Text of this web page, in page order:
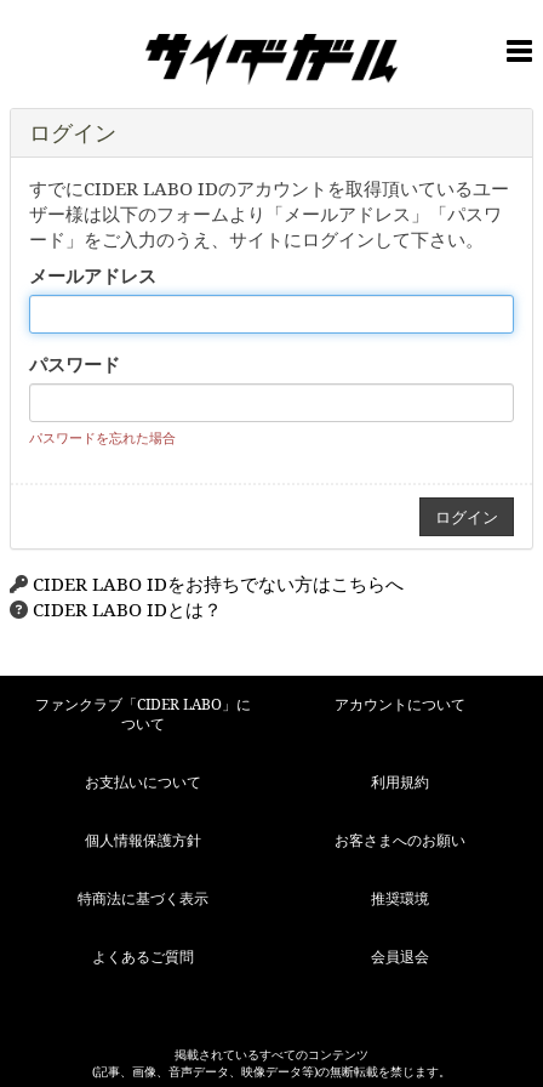
ログイン
すでにCIDER LABO IDのアカウントを取得頂いているユー
ザー様は以下のフォームより「メールアドレス」「パスワ
ード」をご入力のうえ、サイトにログインして下さい。
メールアドレス
パスワード
パスワードを忘れた場合
CIDER LABO IDをお持ちでない方はこちらへ
CIDER LABO IDとは？
ファンクラブ「CIDER LABO」に
ついて
アカウントについて
お支払いについて 利用規約
個人情報保護方針 お客さまへのお願い
特商法に基づく表示 推奨環境
よくあるご質問 会員退会
掲載されているすべてのコンテンツ
(記事、画像、音声データ、映像データ等)の無断転載を禁じます。